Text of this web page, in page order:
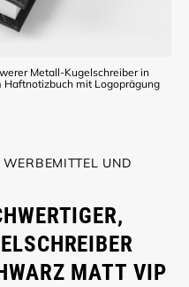
Metall-Kugelschreiber in
Haftnotizbuch mit Logoprägung
UND
MATT VIP